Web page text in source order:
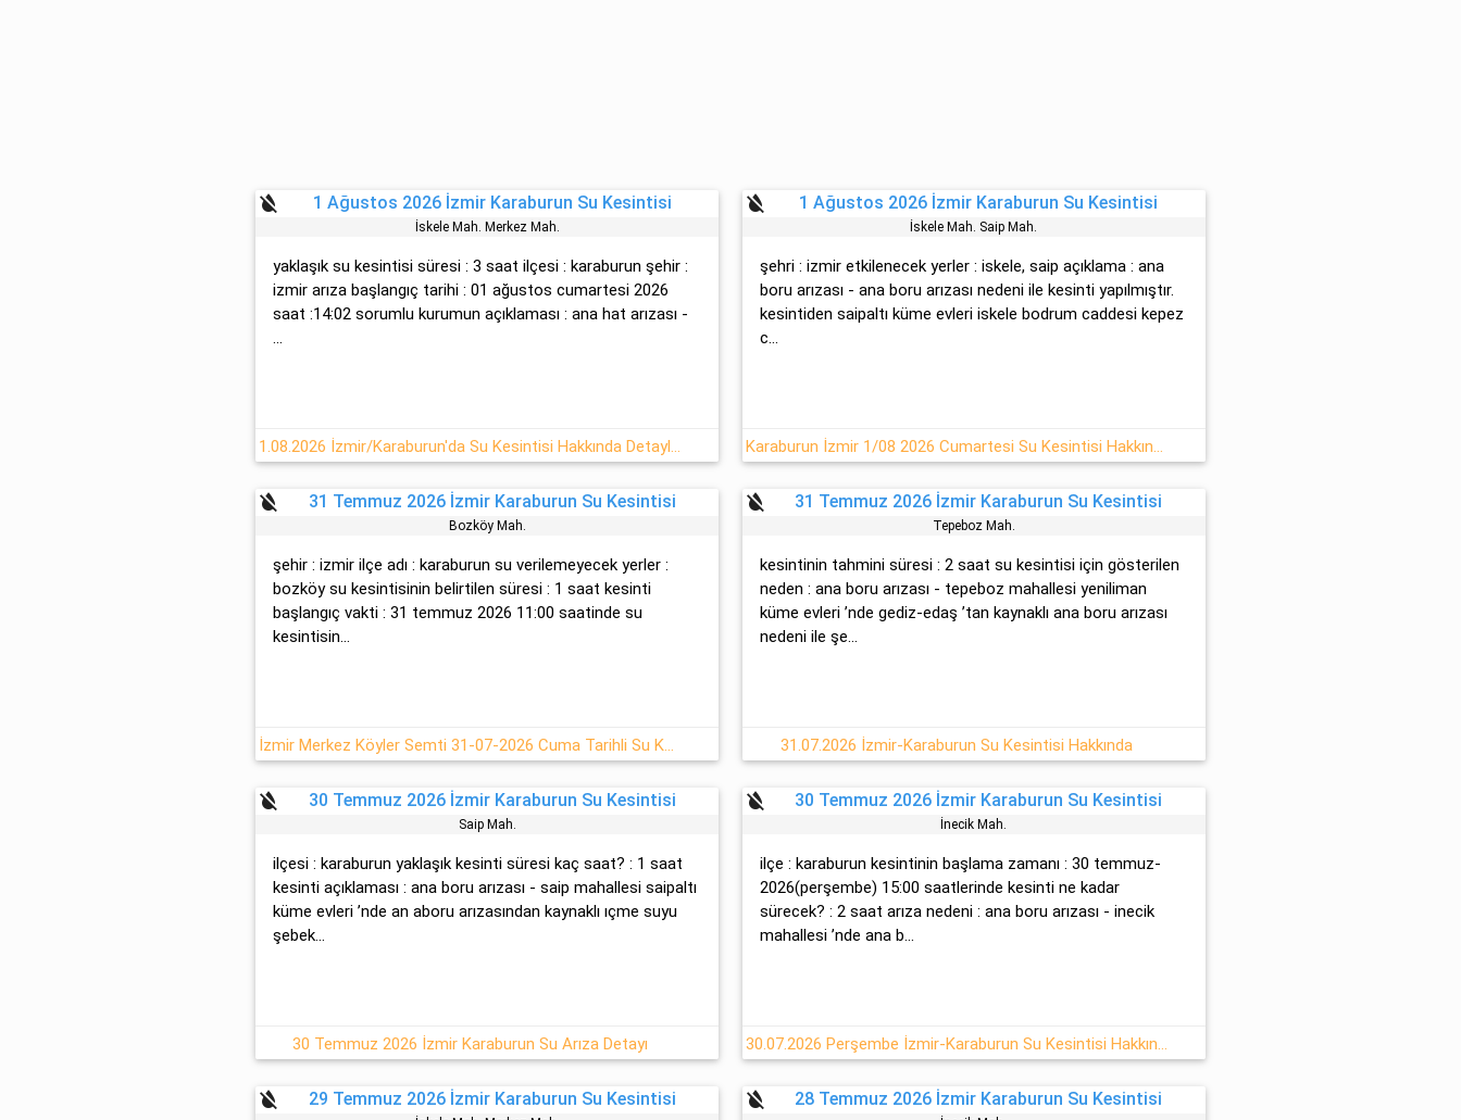
format_color_reset 1 Ağustos 2026 İzmir Karaburun Su Kesintisi
İskele Mah. Merkez Mah.
yaklaşık su kesintisi süresi : 3 saat ilçesi : karaburun şehir :
izmir arıza başlangıç tarihi : 01 ağustos cumartesi 2026
saat :14:02 sorumlu kurumun açıklaması : ana hat arızası -
...
1.08.2026 İzmir/Karaburun'da Su Kesintisi Hakkında Detaylar
format_color_reset 1 Ağustos 2026 İzmir Karaburun Su Kesintisi
İskele Mah. Sai̇p Mah.
şehri : izmir etkilenecek yerler : iskele, sai̇p açıklama : ana
boru arızası - ana boru arızası nedeni ile kesinti yapılmıştır.
kesintiden saipaltı küme evleri iskele bodrum caddesi kepez
c...
Karaburun İzmir 1/08 2026 Cumartesi Su Kesintisi Hakkında Detaylar
format_color_reset 31 Temmuz 2026 İzmir Karaburun Su Kesintisi
Bozköy Mah.
şehir : izmir ilçe adı : karaburun su verilemeyecek yerler :
bozköy su kesintisinin belirtilen süresi : 1 saat kesinti
başlangıç vakti : 31 temmuz 2026 11:00 saatinde su
kesintisin...
İzmir Merkez Köyler Semti 31-07-2026 Cuma Tarihli Su Kesintisi
format_color_reset 31 Temmuz 2026 İzmir Karaburun Su Kesintisi
Tepeboz Mah.
kesintinin tahmini süresi : 2 saat su kesintisi için gösterilen
neden : ana boru arızası - tepeboz mahallesi yeniliman
küme evleri ’nde gediz-edaş ’tan kaynaklı ana boru arızası
nedeni ile şe...
31.07.2026 İzmir-Karaburun Su Kesintisi Hakkında
format_color_reset 30 Temmuz 2026 İzmir Karaburun Su Kesintisi
Sai̇p Mah.
ilçesi : karaburun yaklaşık kesinti süresi kaç saat? : 1 saat
kesinti açıklaması : ana boru arızası - saip mahallesi saipaltı
küme evleri ’nde an aboru arızasından kaynaklı ıçme suyu
şebek...
30 Temmuz 2026 İzmir Karaburun Su Arıza Detayı
format_color_reset 30 Temmuz 2026 İzmir Karaburun Su Kesintisi
İneci̇k Mah.
ilçe : karaburun kesintinin başlama zamanı : 30 temmuz-
2026(perşembe) 15:00 saatlerinde kesinti ne kadar
sürecek? : 2 saat arıza nedeni : ana boru arızası - inecik
mahallesi ’nde ana b...
30.07.2026 Perşembe İzmir-Karaburun Su Kesintisi Hakkında Açıklamalar
format_color_reset 29 Temmuz 2026 İzmir Karaburun Su Kesintisi format_color_reset 28 Temmuz 2026 İzmir Karaburun Su Kesintisi